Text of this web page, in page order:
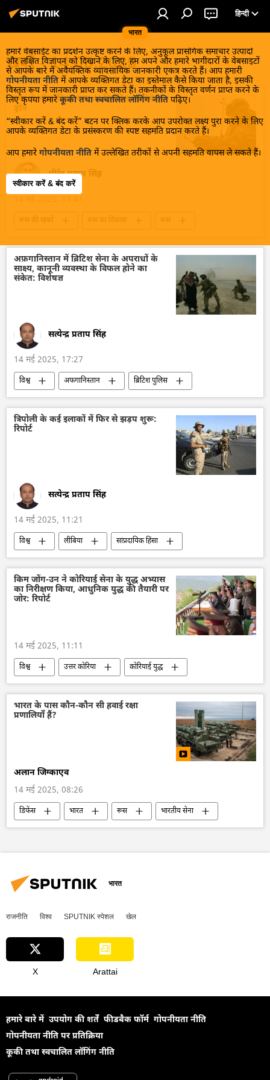
भारत
हिन्दी
हमारे वेबसाईट का प्रदर्शन उत्कृष्ट करने के लिए, अनुकूल प्रासंगिक समाचार उत्पादों
और लक्षित विज्ञापन को दिखाने के लिए, हम अपने और हमारे भागीदारों के वेबसाइटों
से आपके बारे में अवैयक्तिक व्यावसायिक जानकारी एकत्र करते हैं। आप हमारी
गोपनीयता नीति में आपके व्यक्तिगत डेटा का इस्तेमाल कैसे किया जाता है, इसकी
विस्तृत रूप में जानकारी प्राप्त कर सकते हैं। तकनीकों के विस्तृत वर्णन प्राप्त करने के
लिए कृपया हमारे कूकी तथा स्वचालित लॉगिंग नीति पढ़िए।
“स्वीकार करें & बंद करें” बटन पर क्लिक करके आप उपरोक्त लक्ष्य पुरा करने के लिए
आपके व्यक्तिगत डेटा के प्रसंस्करण की स्पष्ट सहमति प्रदान करते हैं।
आप हमारे गोपनीयता नीति में उल्लेखित तरीकों से अपनी सहमति वापस ले सकते हैं।
स्वीकार करें & बंद करें
खबरें - 14.05.2025
रूस ने लॉन्च किया नया AI नियंत्रित कामिकेज़
ड्रोन
धीरेंद्र प्रताप सिंह
रूस की खबरें रूस का विकास
रूस
Artificial Intelligence (AI)
Open AI
ड्रोन
लैंसेट कामिकेज़ ड्रोन कामिकेज़ ड्रोन
अफ़गानिस्तान में ब्रिटिश सेना के अपराधों के
साक्ष्य, कानूनी व्यवस्था के विफल होने का
संकेत: विशेषज्ञ
सत्येन्द्र प्रताप सिंह
14 मई 2025, 17:27
विश्व अफगानिस्तान
ब्रिटिश पुलिस
द्वितीय विश्व युद्ध
युद्धबंदी
अपराध
घृणा अपराध
अपराध मालिक
सशस्त्र विद्रोह
त्रिपोली के कई इलाकों में फिर से झड़प शुरू:
रिपोर्ट
सत्येन्द्र प्रताप सिंह
14 मई 2025, 11:21
विश्व लीबिया
सांप्रदायिक हिंसा
जातीय हिंसा
रक्षा मंत्रालय (MoD)
संयुक्त राष्ट्र
चुनाव
चुनाव में धांधली
सैन्य तख्तापलट
तख़्ता पलट
किम जोंग-उन ने कोरियाई सेना के युद्ध अभ्यास
का निरीक्षण किया, आधुनिक युद्ध की तैयारी पर
जोर: रिपोर्ट
14 मई 2025, 11:11
विश्व उत्तर कोरिया
कोरियाई युद्ध
सैन्य तकनीक
सैन्य प्रौद्योगिकी सैन्य अभ्यास
भारत के पास कौन-कौन सी हवाई रक्षा
प्रणालियाँ हैं?
अलान जिग्काएव
14 मई 2025, 08:26
डिफेंस भारत रूस
भारतीय सेना
एस-400 मिसाइल प्रणाली
एस-400 ट्रिम्फ
रूसी सैन्य तकनीक
भारत
राजनीति विश्व SPUTNIK स्पेशल खेल
X Arattai
हमारे बारे में उपयोग की शर्तें फीडबैक फॉर्म गोपनीयता नीति
गोपनीयता नीति पर प्रतिक्रिया
कूकी तथा स्वचालित लॉगिंग नीति